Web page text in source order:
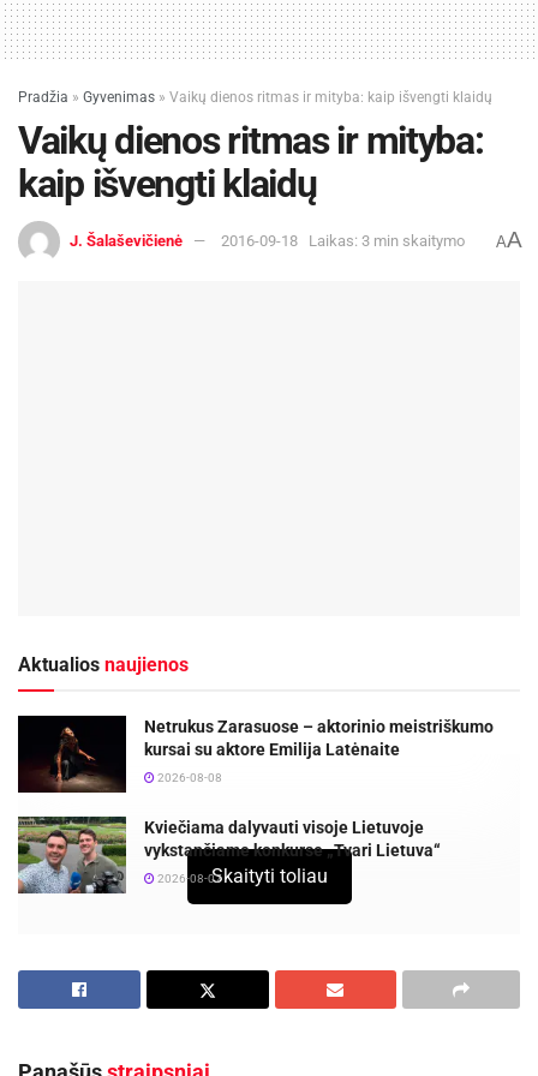
Pradžia » Gyvenimas » Vaikų dienos ritmas ir mityba: kaip išvengti klaidų
Vaikų dienos ritmas ir mityba:
kaip išvengti klaidų
J. Šalaševičienė 2016-09-18 Laikas: 3 min skaitymo AA
Aktualios naujienos
Netrukus Zarasuose – aktorinio meistriškumo
kursai su aktore Emilija Latėnaite
2026-08-08
Kviečiama dalyvauti visoje Lietuvoje
vykstančiame konkurse „Tvari Lietuva“
2026-08-07
ritmas – jie įpranta laiku keltis, žino, kada
ir mokyklinių įsipareigojimų. Tačiau tyrimai
Skaityti toliau